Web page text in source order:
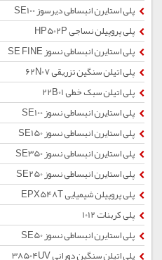
پلی استایرن انبساطی دیرسوز SE100
پلی پروپیلن نساجی HP502P
پلی استایرن انبساطی نسوز SE FINE
پلی اتیلن سنگین تزریقی 62N07
پلی اتیلن سبک خطی 22B01
پلی استایرن انبساطی نسوز SE100
پلی استایرن انبساطی نسوز SE150
پلی استایرن انبساطی نسوز SE350
پلی استایرن انبساطی نسوز SE250
پلی پروپیلن شیمیایی EPX548T
پلی کربنات 1012
پلی استایرن انبساطی نسوز SE50
پلی اتیلن سنگین دورانی 38504UV